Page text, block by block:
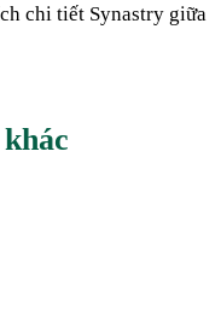
chi tiết Synastry giữa